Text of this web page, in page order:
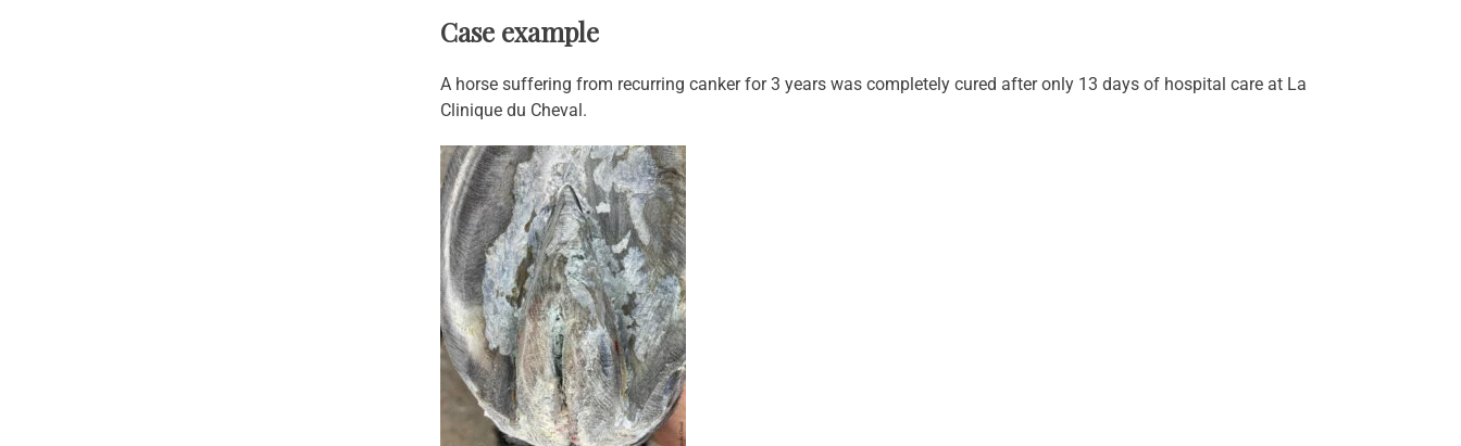
Case example
A horse suffering from recurring canker for 3 years was completely cured after only 13 days of hospital care at La
Clinique du Cheval.